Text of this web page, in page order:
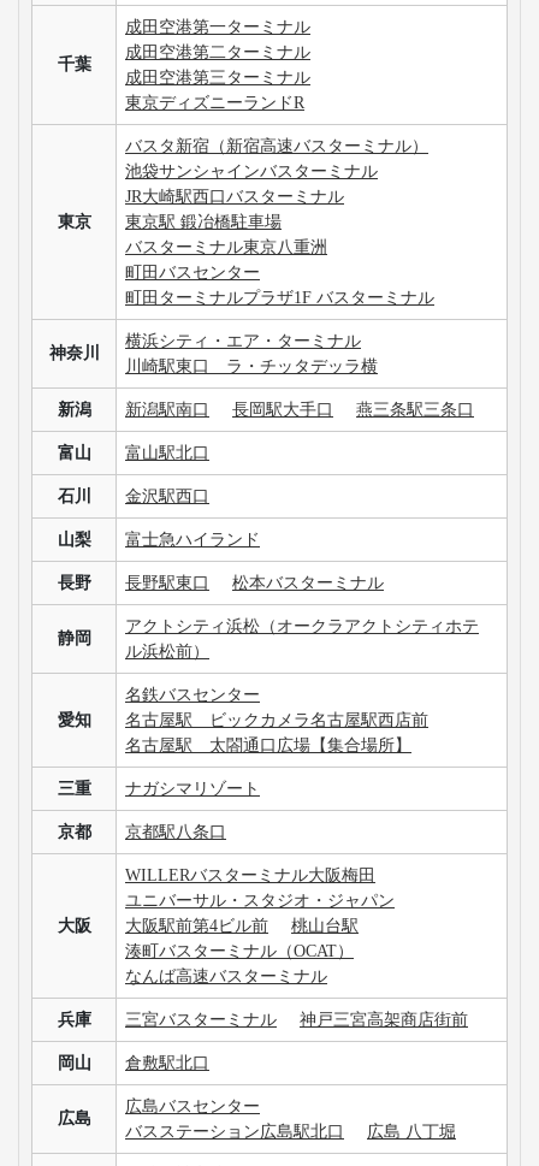
千葉
成田空港第一ターミナル
成田空港第二ターミナル
成田空港第三ターミナル
東京ディズニーランドR
東京
バスタ新宿（新宿高速バスターミナル）
池袋サンシャインバスターミナル
JR大崎駅西口バスターミナル
東京駅 鍛冶橋駐車場
バスターミナル東京八重洲
町田バスセンター
町田ターミナルプラザ1F バスターミナル
神奈川
横浜シティ・エア・ターミナル
川崎駅東口 ラ・チッタデッラ横
新潟 新潟駅南口 長岡駅大手口 燕三条駅三条口
富山 富山駅北口
石川 金沢駅西口
山梨 富士急ハイランド
長野 長野駅東口 松本バスターミナル
静岡
アクトシティ浜松（オークラアクトシティホテ
ル浜松前）
愛知
名鉄バスセンター
名古屋駅 ビックカメラ名古屋駅西店前
名古屋駅 太閤通口広場【集合場所】
三重 ナガシマリゾート
京都 京都駅八条口
大阪
WILLERバスターミナル大阪梅田
ユニバーサル・スタジオ・ジャパン
大阪駅前第4ビル前
桃山台駅
湊町バスターミナル（OCAT）
なんば高速バスターミナル
兵庫 三宮バスターミナル 神戸三宮高架商店街前
岡山 倉敷駅北口
広島
広島バスセンター
バスステーション広島駅北口
広島 八丁堀